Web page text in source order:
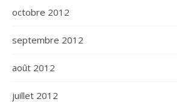
octobre 2012
septembre 2012
août 2012
juillet 2012